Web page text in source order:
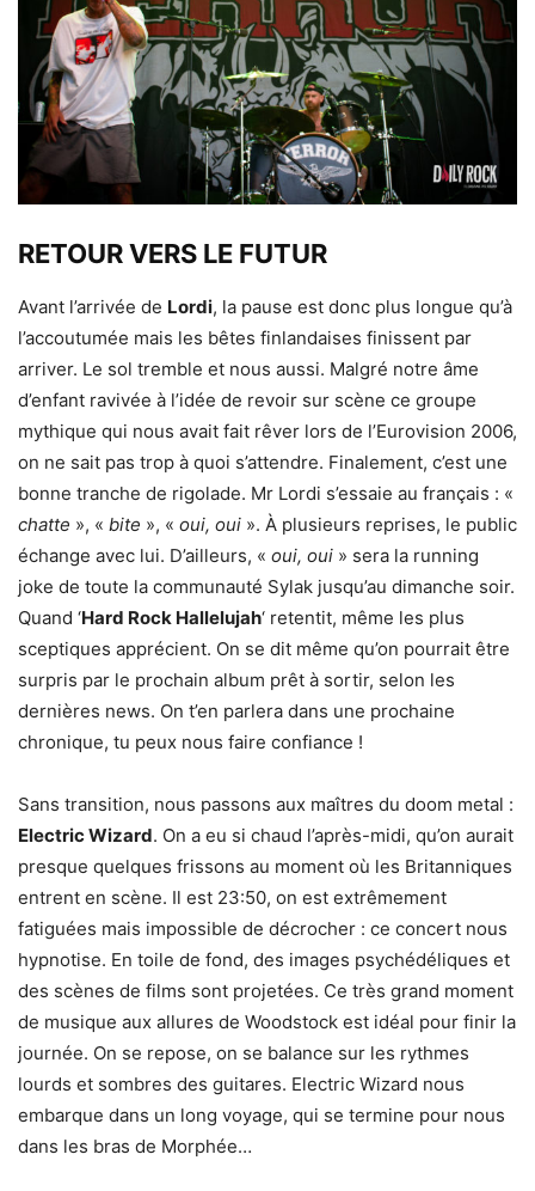
RETOUR VERS LE FUTUR
Avant l’arrivée de Lordi, la pause est donc plus longue qu’à
l’accoutumée mais les bêtes finlandaises finissent par
arriver. Le sol tremble et nous aussi. Malgré notre âme
d’enfant ravivée à l’idée de revoir sur scène ce groupe
mythique qui nous avait fait rêver lors de l’Eurovision 2006,
on ne sait pas trop à quoi s’attendre. Finalement, c’est une
bonne tranche de rigolade. Mr Lordi s’essaie au français : «
chatte », « bite », « oui, oui ». À plusieurs reprises, le public
échange avec lui. D’ailleurs, « oui, oui » sera la running
joke de toute la communauté Sylak jusqu’au dimanche soir.
Quand ‘Hard Rock Hallelujah‘ retentit, même les plus
sceptiques apprécient. On se dit même qu’on pourrait être
surpris par le prochain album prêt à sortir, selon les
dernières news. On t’en parlera dans une prochaine
chronique, tu peux nous faire confiance !
Sans transition, nous passons aux maîtres du doom metal :
Electric Wizard. On a eu si chaud l’après-midi, qu’on aurait
presque quelques frissons au moment où les Britanniques
entrent en scène. Il est 23:50, on est extrêmement
fatiguées mais impossible de décrocher : ce concert nous
hypnotise. En toile de fond, des images psychédéliques et
des scènes de films sont projetées. Ce très grand moment
de musique aux allures de Woodstock est idéal pour finir la
journée. On se repose, on se balance sur les rythmes
lourds et sombres des guitares. Electric Wizard nous
embarque dans un long voyage, qui se termine pour nous
dans les bras de Morphée…